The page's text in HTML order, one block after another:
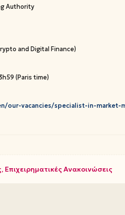
Authority
and Digital Finance)
(Paris time)
our-vacancies/specialist-in-
, Επιχειρηματικές Ανακοινώσεις